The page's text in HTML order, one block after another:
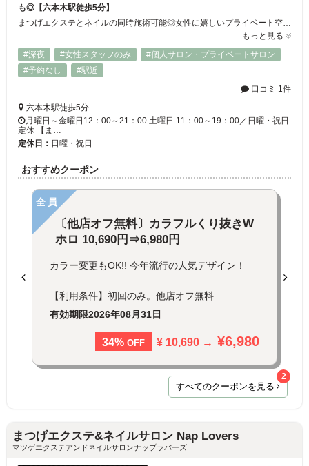
も◎【六本木駅徒歩5分】
もっと見る
#深夜
#女性スタッフのみ
#個人サロン・プライベートサロン
#予約なし
#駅近
口コミ 1件
六本木駅徒歩5分
月曜日～金曜日12：00～21：00 土曜日 11：00～19：00／日曜・祝日
定休 【ま…
定休日： 日曜・祝日
おすすめクーポン
全員
〔他店オフ無料〕カラフルくり抜きW
ホロ 10,690円⇒6,980円
カラー変更もOK!! 今年流行の人気デザイン！
【利用条件】初回のみ。他店オフ無料
有効期限2026年08月31日
34% OFF ¥ 10,690 → ¥6,980
すべてのクーポンを見る
2
まつげエクステ&ネイルサロン Nap Lovers
マツゲエクステアンドネイルサロンナップラバーズ